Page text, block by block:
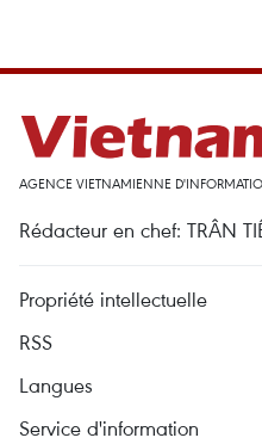
AGENCE VIETNAMIENNE
Rédacteur en chef: TRÂN
Propriété intellectuelle
RSS
Langues
Service d'information